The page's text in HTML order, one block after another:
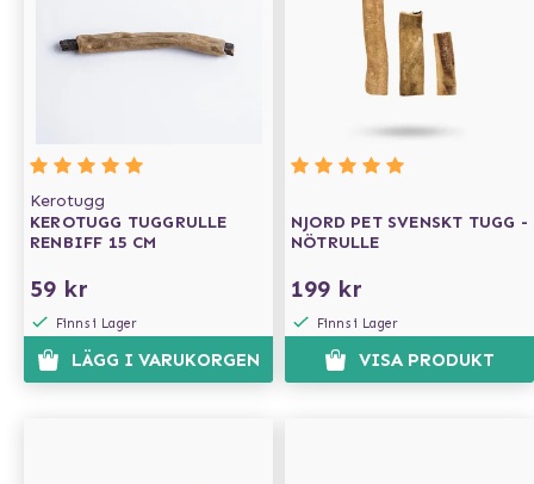
Kerotugg
KEROTUGG TUGGRULLE
RENBIFF 15 CM
59 kr
Finns i Lager
LÄGG I VARUKORGEN
NJORD PET SVENSKT TUGG -
NÖTRULLE
199 kr
Finns i Lager
VISA PRODUKT